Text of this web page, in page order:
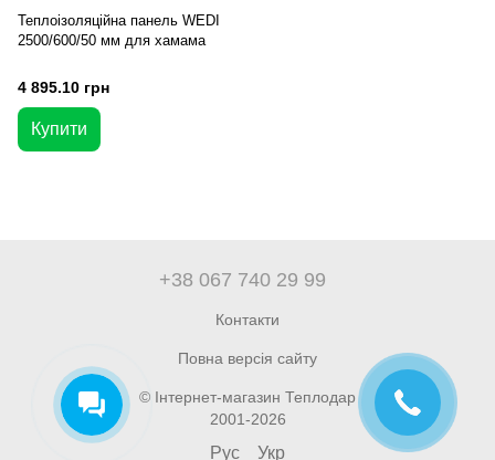
Теплоізоляційна панель WEDI
2500/600/50 мм для хамама
4 895.10 грн
Купити
+38 067 740 29 99
Контакти
Повна версія сайту
© Інтернет-магазин Теплодар
2001-2026
Рус Укр